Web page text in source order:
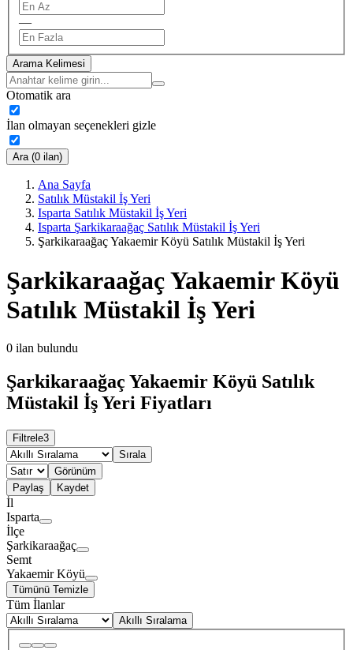
—
Arama Kelimesi
Otomatik ara
İlan olmayan seçenekleri gizle
Ara (0 ilan)
Ana Sayfa
Satılık Müstakil İş Yeri
Isparta Satılık Müstakil İş Yeri
Isparta Şarkikaraağaç Satılık Müstakil İş Yeri
Şarkikaraağaç Yakaemir Köyü Satılık Müstakil İş Yeri
Şarkikaraağaç Yakaemir Köyü
Satılık Müstakil İş Yeri
0 ilan bulundu
Şarkikaraağaç Yakaemir Köyü Satılık
Müstakil İş Yeri Fiyatları
Filtrele3
Sırala
Görünüm
Paylaş
Kaydet
İl
Isparta
İlçe
Şarkikaraağaç
Semt
Yakaemir Köyü
Tümünü Temizle
Tüm İlanlar
Akıllı Sıralama